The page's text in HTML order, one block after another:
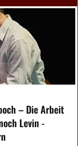
– Die Arbeit
Levin -